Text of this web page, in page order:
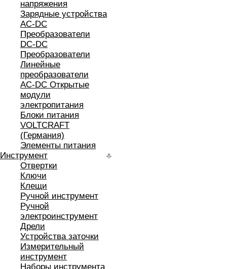
напряжения
Зарядные устройства
AC-DC
Преобразователи
DC-DC
Преобразователи
Линейные
преобразователи
AC-DC Открытые
модули
электропитания
Блоки питания
VOLTCRAFT
(Германия)
Элементы питания
Инструмент
Отвертки
Ключи
Клещи
Ручной инструмент
Ручной
электроинструмент
Дрели
Устройства заточки
Измерительный
инструмент
Наборы инструмента